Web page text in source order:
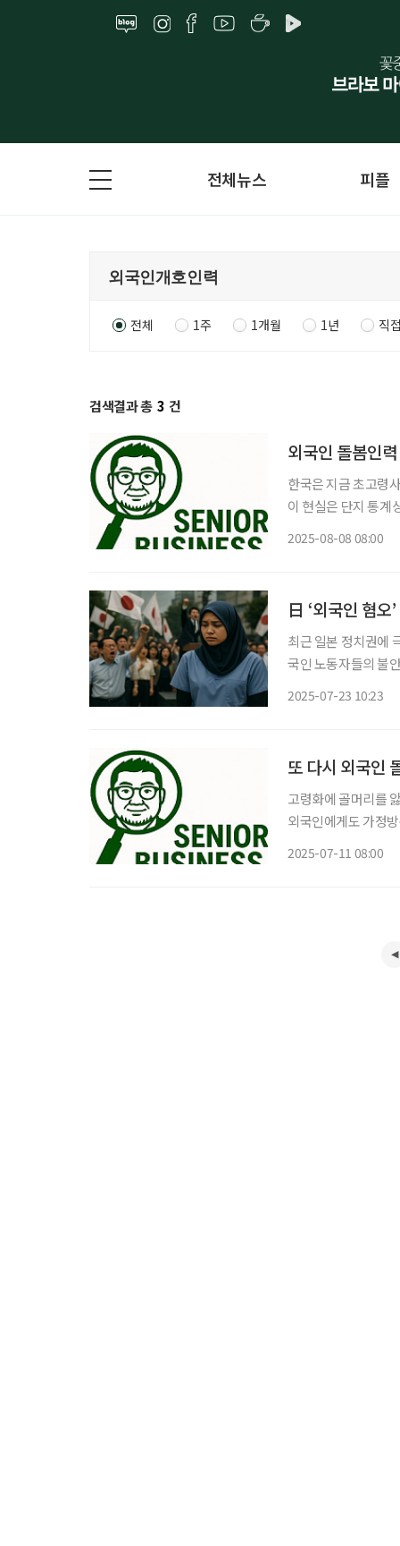
전체뉴스 피플
전체 1주 1개월 1년 직
검색결과 총 3 건
외국인 돌봄인력
한국은 지금 초고령
이 현실은 단지 통계
2025-08-08 08:00
日 ‘외국인 혐
최근 일본 정치권에
국인 노동자들의 불안감이 고조되고 있다. 지
2025-07-23 10:23
또 다시 외국인
고령화에 골머리를
외국인에게도 가정
2025-07-11 08:00